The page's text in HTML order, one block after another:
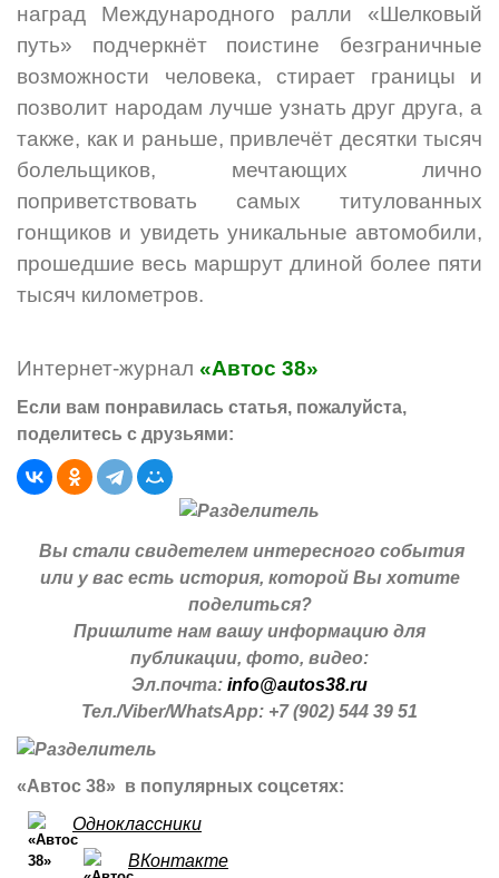
наград Международного ралли «Шелковый
путь» подчеркнёт поистине безграничные
возможности человека, стирает границы и
позволит народам лучше узнать друг друга, а
также, как и раньше, привлечёт десятки тысяч
болельщиков, мечтающих лично
поприветствовать самых титулованных
гонщиков и увидеть уникальные автомобили,
прошедшие весь маршрут длиной более пяти
тысяч километров.
Интернет-журнал «Автос 38»
Если вам понравилась статья, пожалуйста,
поделитесь с друзьями:
Вы стали свидетелем интересного события
или у вас есть история, которой Вы хотите
поделиться?
Пришлите нам вашу информацию для
публикации, фото, видео:
Эл.почта: info@autos38.ru
Тел./Viber/WhatsApp: +7 (902) 544 39 51
«Автос 38» в популярных соцсетях:
Одноклассники
ВКонтакте